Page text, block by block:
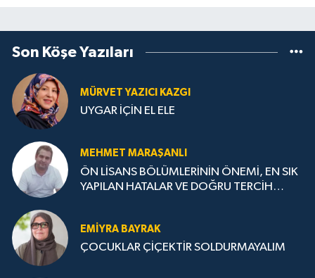
Son Köşe Yazıları
MÜRVET YAZICI KAZGI
UYGAR İÇİN EL ELE
MEHMET MARAŞANLI
ÖN LİSANS BÖLÜMLERİNİN ÖNEMİ, EN SIK
YAPILAN HATALAR VE DOĞRU TERCİH
EMIYRA BAYRAK
ÇOCUKLAR ÇİÇEKTİR SOLDURMAYALIM